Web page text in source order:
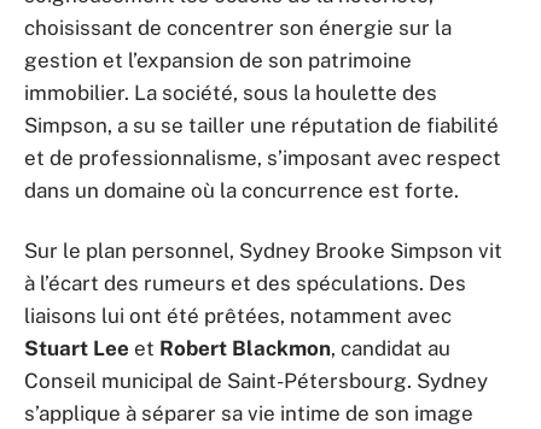
choisissant de concentrer son énergie sur la
gestion et l’expansion de son patrimoine
immobilier. La société, sous la houlette des
Simpson, a su se tailler une réputation de fiabilité
et de professionnalisme, s’imposant avec respect
dans un domaine où la concurrence est forte.
Sur le plan personnel, Sydney Brooke Simpson vit
à l’écart des rumeurs et des spéculations. Des
liaisons lui ont été prêtées, notamment avec
Stuart Lee et Robert Blackmon, candidat au
Conseil municipal de Saint-Pétersbourg. Sydney
s’applique à séparer sa vie intime de son image